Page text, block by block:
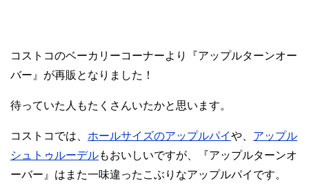
コストコのベーカリーコーナーより『アップルターンオー
バー』が再販となりました！
待っていた人もたくさんいたかと思います。
コストコでは、 ホールサイズのアップルパイや、 アップル
シュトゥルーデルもおいしいですが、『アップルターンオ
ーバー』はまた一味違ったこぶりなアップルパイです。